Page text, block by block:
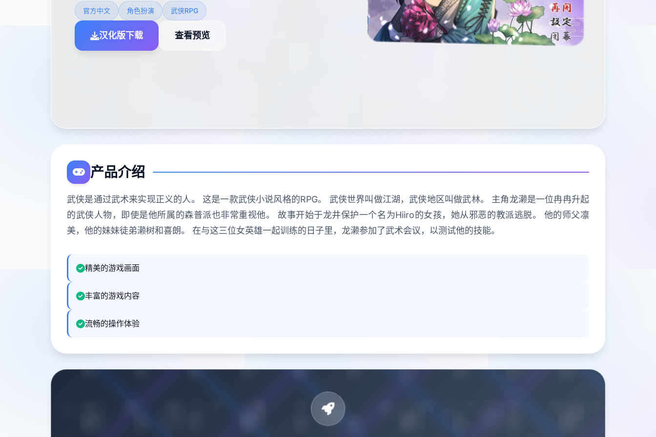
官方中文 角色扮演 武侠RPG
汉化版下载 查看预览
产品介绍
武侠是通过武术来实现正义的人。 这是一款武侠小说风格的RPG。 武侠世界叫做江湖，武侠地区叫做武林。 主角龙濑是一位冉冉升起
的武侠人物，即使是他所属的森普派也非常重视他。 故事开始于龙井保护一个名为Hiiro的女孩，她从邪恶的教派逃脱。 他的师父凛
美，他的妹妹徒弟濑树和喜朗。 在与这三位女英雄一起训练的日子里，龙濑参加了武术会议，以测试他的技能。
精美的游戏画面
丰富的游戏内容
流畅的操作体验